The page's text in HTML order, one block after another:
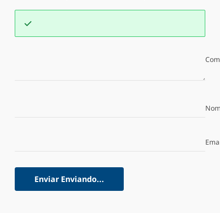
Enviar Enviando...